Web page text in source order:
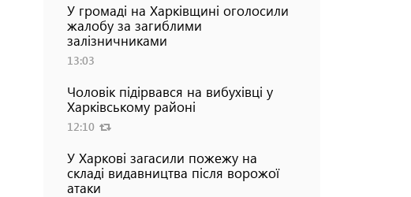
У громаді на Харківщині оголосили
жалобу за загиблими
залізничниками
13:03
Чоловік підірвався на вибухівці у
Харківському районі
12:10
У Харкові загасили пожежу на
складі видавництва після ворожої
атаки